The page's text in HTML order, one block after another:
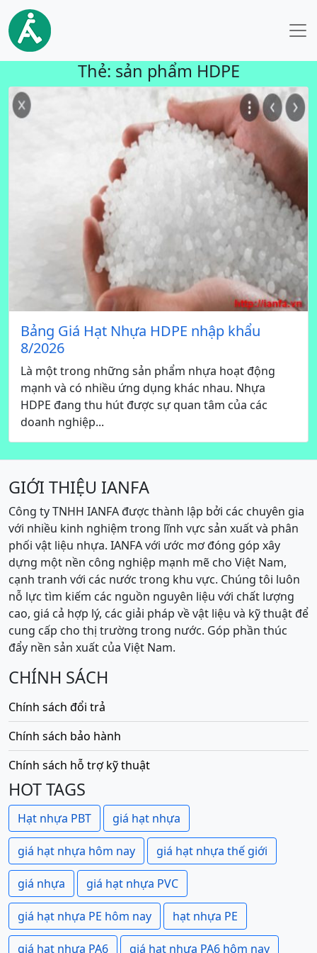
Thẻ: sản phẩm HDPE
Bảng Giá Hạt Nhựa HDPE nhập khẩu
8/2026
Là một trong những sản phẩm nhựa hoạt động
mạnh và có nhiều ứng dụng khác nhau. Nhựa
HDPE đang thu hút được sự quan tâm của các
doanh nghiệp...
GIỚI THIỆU IANFA
Công ty TNHH IANFA được thành lập bởi các chuyên gia
với nhiều kinh nghiệm trong lĩnh vực sản xuất và phân
phối vật liệu nhựa. IANFA với ước mơ đóng góp xây
dựng một nền công nghiệp mạnh mẽ cho Việt Nam,
cạnh tranh với các nước trong khu vực. Chúng tôi luôn
nỗ lực tìm kiếm các nguồn nguyên liệu với chất lượng
cao, giá cả hợp lý, các giải pháp về vật liệu và kỹ thuật để
cung cấp cho thị trường trong nước. Góp phần thúc
đẩy nền sản xuất của Việt Nam.
CHÍNH SÁCH
Chính sách đổi trả
Chính sách bảo hành
Chính sách hỗ trợ kỹ thuật
HOT TAGS
Hạt nhựa PBT giá hạt nhựa
giá hạt nhựa hôm nay giá hạt nhựa thế giới
giá nhựa giá hạt nhựa PVC
giá hạt nhựa PE hôm nay hạt nhựa PE
giá hạt nhựa PA6 giá hạt nhựa PA6 hôm nay